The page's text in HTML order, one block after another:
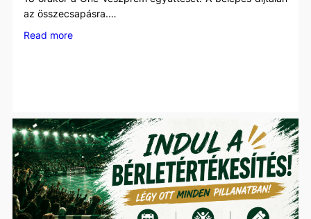
az összecsapásra.…
Read more:
barátságos
mérkőzés
a
Veszprém
ellen